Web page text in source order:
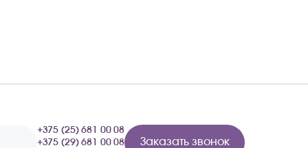
+375 (25) 681 00 08
+375 (29) 681 00 08
Заказать звонок